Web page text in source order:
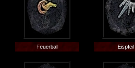
Feuerball Eispfeil